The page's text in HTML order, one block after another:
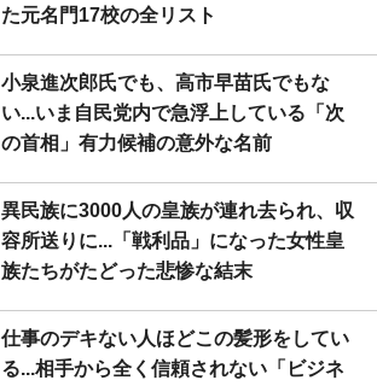
た元名門17校の全リスト
小泉進次郎氏でも、高市早苗氏でもな
い...いま自民党内で急浮上している「次
の首相」有力候補の意外な名前
異民族に3000人の皇族が連れ去られ、収
容所送りに...「戦利品」になった女性皇
族たちがたどった悲惨な結末
仕事のデキない人ほどこの髪形をしてい
る...相手から全く信頼されない「ビジネ